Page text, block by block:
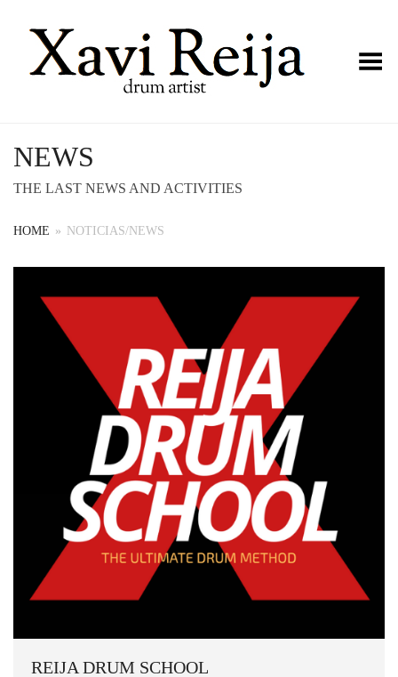
Toggle Menu
NEWS
THE LAST NEWS AND ACTIVITIES
HOME » NOTICIAS/NEWS
REIJA DRUM SCHOOL